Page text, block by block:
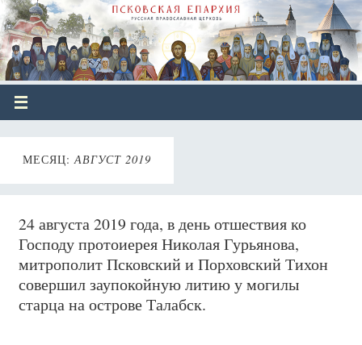
МЕСЯЦ:АВГУСТ 2019
24 августа 2019 года, в день отшествия ко
Господу протоиерея Николая Гурьянова,
митрополит Псковский и Порховский Тихон
совершил заупокойную литию у могилы
старца на острове Талабск.